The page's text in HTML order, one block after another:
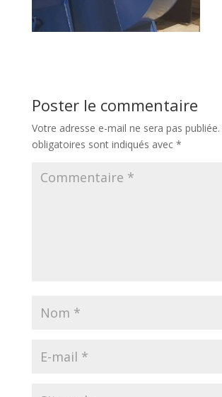
Poster le commentaire
Votre adresse e-mail ne sera pas publiée.
obligatoires sont indiqués avec *